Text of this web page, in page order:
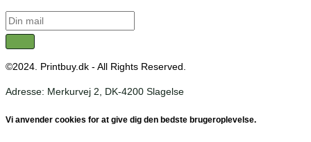
©2024. Printbuy.dk - All Rights Reserved.
Adresse: Merkurvej 2, DK-4200 Slagelse
Vi anvender cookies for at give dig den bedste brugeroplevelse.